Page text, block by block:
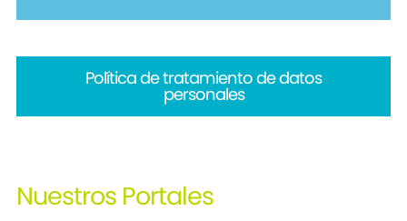
Política de tratamiento de datos
personales
Nuestros Portales